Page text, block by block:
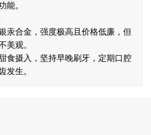
能。
汞合金，强度极高且价格低廉，但
美观。
食摄入，坚持早晚刷牙，定期口腔
发生。